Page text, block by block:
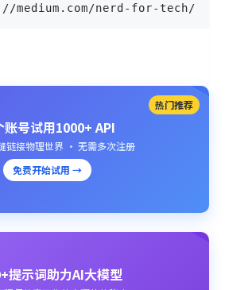
medium.com/nerd-for-tech/
热门推荐
账号试用1000+ API
链接物理世界 · 无需多次注册
免费开始试用 →
提示词助力AI大模型